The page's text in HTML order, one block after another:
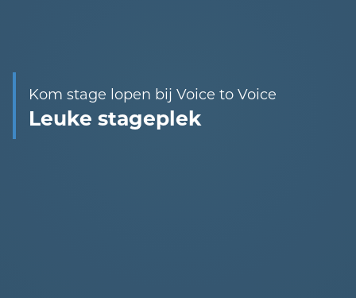
Leuke stageplek
Kom stage lopen bij Voice to Voice